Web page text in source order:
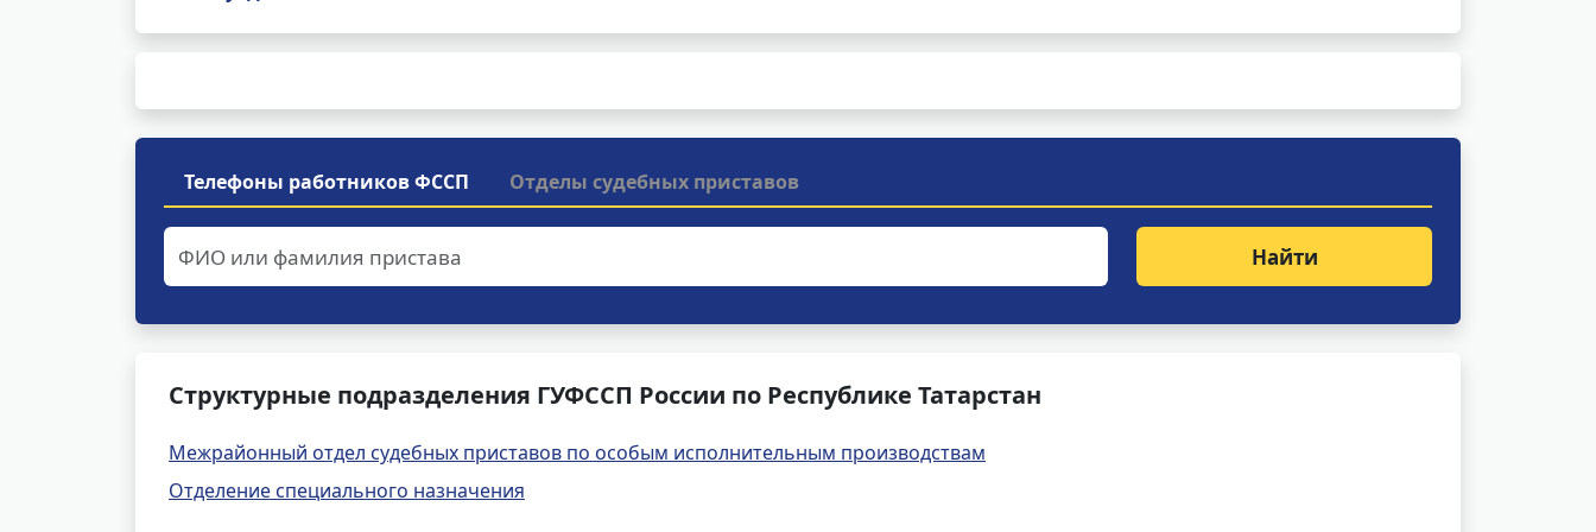
Телефоны работников ФССП Отделы судебных приставов
Найти
Структурные подразделения ГУФССП России по Республике Татарстан
Межрайонный отдел судебных приставов по особым исполнительным производствам
Отделение специального назначения